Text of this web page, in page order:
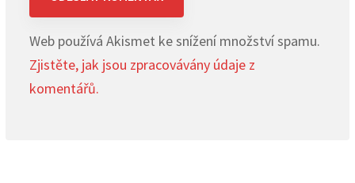
Web používá Akismet ke snížení množství spamu.
Zjistěte, jak jsou zpracovávány údaje z
komentářů.